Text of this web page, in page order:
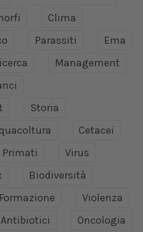
Clima
Parassiti
Ema
Management
Storia
Cetacei
Primati
Virus
Biodiversità
Formazione
Violenza
Antibiotici
Oncologia